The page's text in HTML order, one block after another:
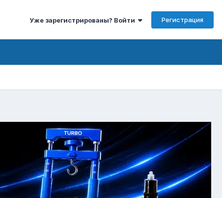
Уже зарегистрированы? Войти Регистрация